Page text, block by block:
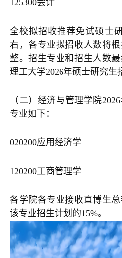
125300会计
全校拟招收推荐免试硕士
右，各专业拟招收人数将
整。招生专业和招生人数
理工大学2026年硕士研究生
（二）经济与管理学院
专业如下：
020200应用经济学
120200工商管理学
各学院各专业接收直博生
该专业招生计划的15%。